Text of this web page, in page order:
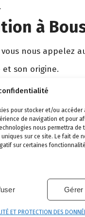
pour stocker et/ou accéder
de navigation et pour
nous permettra de
sur ce site. Le fait de
sur certaines
Gérer
ET PROTECTION DES
à
nous appelez
son origine.
maximale,